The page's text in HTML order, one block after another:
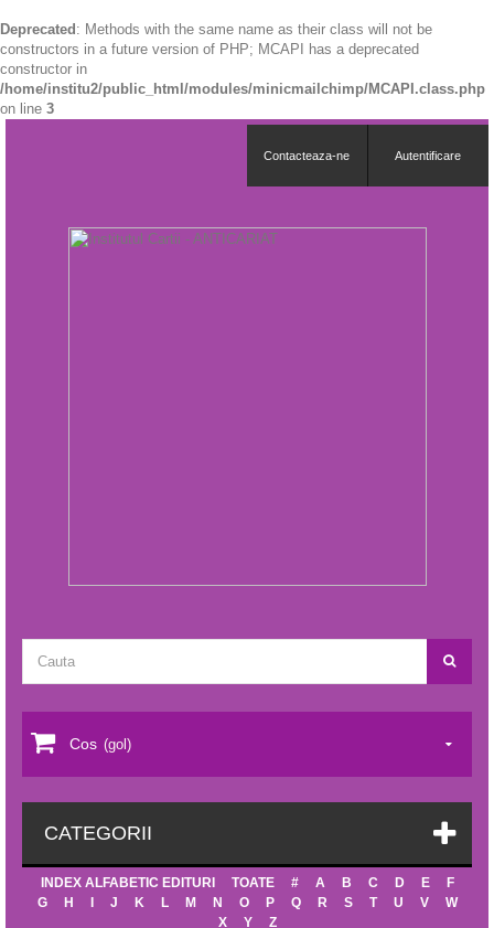
Deprecated : Methods with the same name as their class will not be
constructors in a future version of PHP; MCAPI has a deprecated
constructor in
/home/institu2/public_html/modules/minicmailchimp/MCAPI.class.php
on line 3
Autentificare
Contacteaza-ne
Cos (gol)
CATEGORII
INDEX ALFABETIC EDITURI TOATE # A B C D E
F
G
H J K L M N O P Q R S T U V
W
X
Y Z